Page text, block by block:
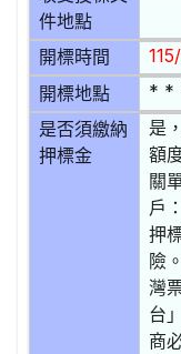
件地點
開標時間
開標地點 * *
是否須繳納
押標金
是
額
關
戶
押
險
灣
台
商